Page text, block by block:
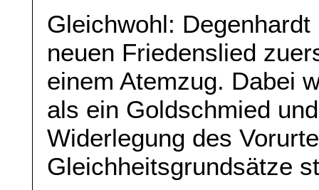
Gleichwohl:
neuen Friedenslied
einem Atemzug. Dabei
als ein Goldschmied
Widerlegung des
Gleichheitsgrundsätze